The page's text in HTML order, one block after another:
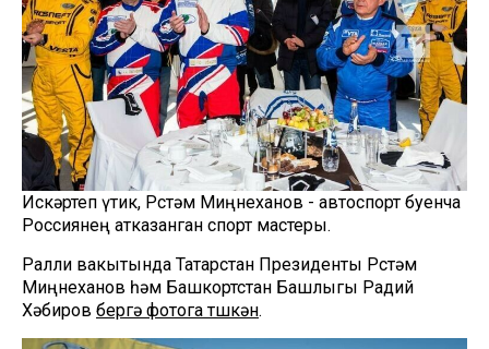
Искәртеп үтик, Рөстәм Миңнеханов - автоспорт буенча
Россиянең атказанган спорт мастеры.
Ралли вакытында Татарстан Президенты Рөстәм
Миңнеханов һәм Башкортстан Башлыгы Радий
Хәбиров бергә фотога төшкән.